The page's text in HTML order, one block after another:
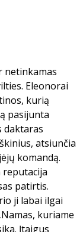
netinkamas
Eleonorai
kurią
pasijunta
daktaras
atsiunčia
komandą.
patirtis.
ji labai ilgai
kuriame
Įtaigus